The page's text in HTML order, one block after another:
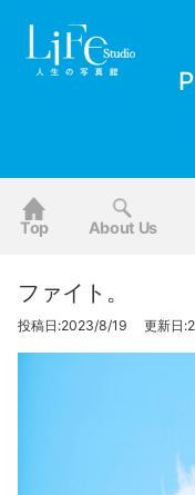
Top About Us
ファイト。
投稿日:2023/8/19 更新日